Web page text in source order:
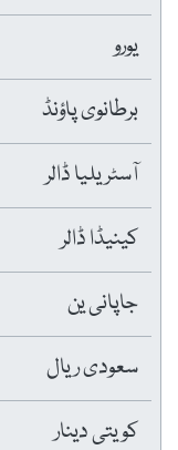
یورو
برطانوی پاؤنڈ
آسٹریلیا ڈالر
کینیڈا ڈالر
جاپانی ین
سعودی ریال
کویتی دینار